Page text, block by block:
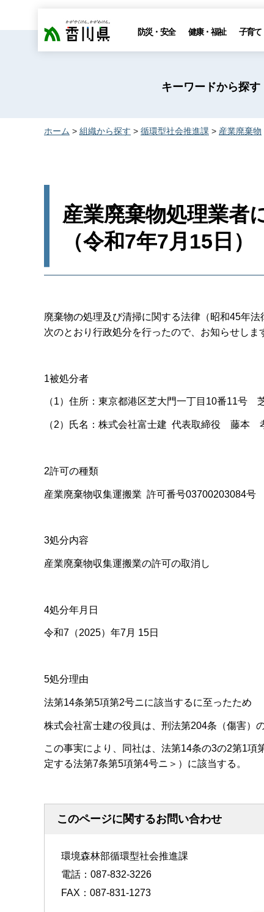
香川県 防災・安全 健康・福祉 子育て
キーワードから探す
ホーム > 組織から探す > 循環型社会推進課 > 産業廃棄物
産業廃棄物処理業者
（令和7年7月15日）
廃棄物の処理及び清掃に関する法律（昭和45年
次のとおり行政処分を行ったので、お知らせしま
1被処分者
（1）住所：東京都港区芝大門一丁目10番11号
（2）氏名：株式会社富士建 代表取締役 藤本
2許可の種類
産業廃棄物収集運搬業 許可番号03700203084号
3処分内容
産業廃棄物収集運搬業の許可の取消し
4処分年月日
令和7（2025）年7月 15日
5処分理由
法第14条第5項第2号ニに該当するに至ったため
株式会社富士建の役員は、刑法第204条（傷害）
この事実により、同社は、法第14条の3の2第1
定する法第7条第5項第4号ニ＞）に該当する。
このページに関するお問い合わせ
環境森林部循環型社会推進課
電話：087-832-3226
FAX：087-831-1273